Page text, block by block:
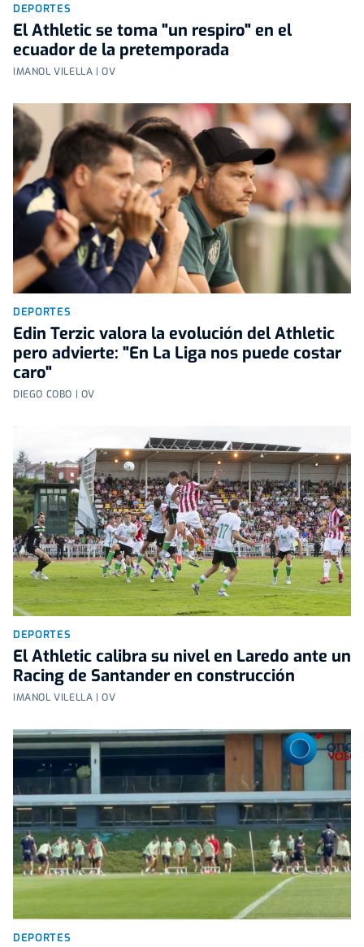
DEPORTES
El Athletic se toma "un respiro" en el
ecuador de la pretemporada
IMANOL VILELLA | OV
DEPORTES
Edin Terzic valora la evolución del Athletic
pero advierte: "En La Liga nos puede costar
caro"
DIEGO COBO | OV
DEPORTES
El Athletic calibra su nivel en Laredo ante un
Racing de Santander en construcción
IMANOL VILELLA | OV
DEPORTES